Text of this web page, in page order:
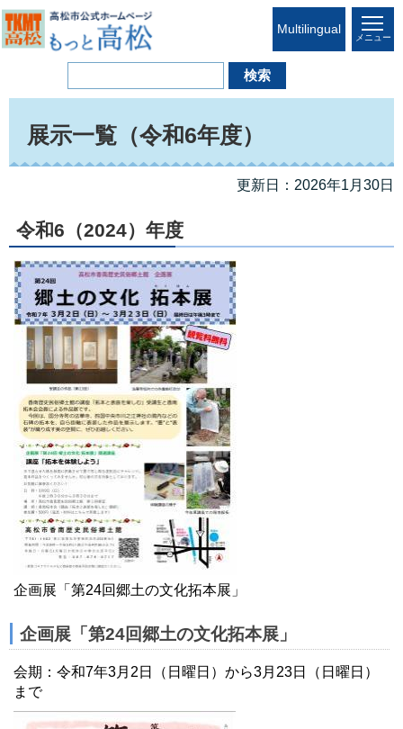
Multilingual
メニュー
展示一覧（令和6年度）
更新日：2026年1月30日
令和6（2024）年度
企画展「第24回郷土の文化拓本展」
企画展「第24回郷土の文化拓本展」
会期：令和7年3月2日（日曜日）から3月23日（日曜日）
まで